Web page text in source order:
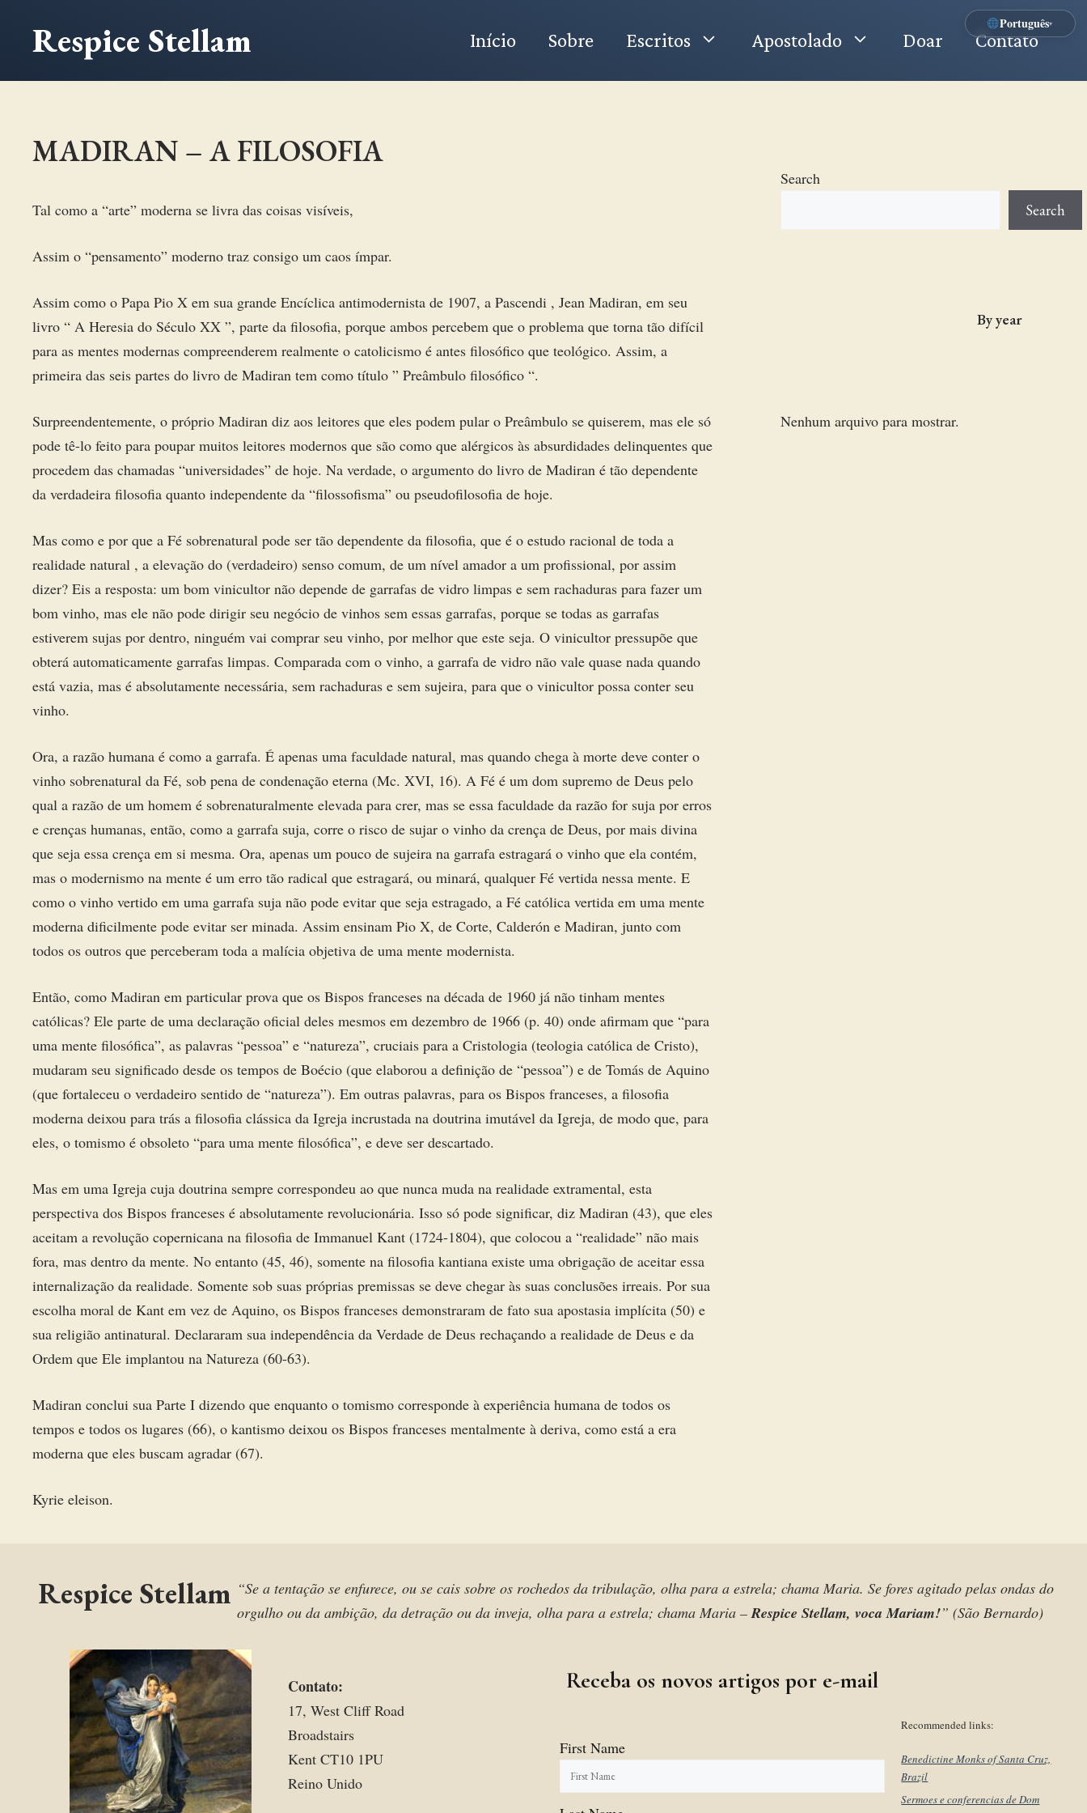
Português▾
conteúdo
Respice Stellam Início Sobre Escritos Apostolado Doar Contato
MADIRAN – A FILOSOFIA
Tal como a “arte” moderna se livra das coisas visíveis,
Assim o “pensamento” moderno traz consigo um caos ímpar.
Assim como o Papa Pio X em sua grande Encíclica antimodernista de 1907, a Pascendi , Jean Madiran, em seu
livro “ A Heresia do Século XX ”, parte da filosofia, porque ambos percebem que o problema que torna tão difícil
para as mentes modernas compreenderem realmente o catolicismo é antes filosófico que teológico. Assim, a
primeira das seis partes do livro de Madiran tem como título ” Preâmbulo filosófico “.
Surpreendentemente, o próprio Madiran diz aos leitores que eles podem pular o Preâmbulo se quiserem, mas ele só
pode tê-lo feito para poupar muitos leitores modernos que são como que alérgicos às absurdidades delinquentes que
procedem das chamadas “universidades” de hoje. Na verdade, o argumento do livro de Madiran é tão dependente
da verdadeira filosofia quanto independente da “filossofisma” ou pseudofilosofia de hoje.
Mas como e por que a Fé sobrenatural pode ser tão dependente da filosofia, que é o estudo racional de toda a
realidade natural , a elevação do (verdadeiro) senso comum, de um nível amador a um profissional, por assim
dizer? Eis a resposta: um bom vinicultor não depende de garrafas de vidro limpas e sem rachaduras para fazer um
bom vinho, mas ele não pode dirigir seu negócio de vinhos sem essas garrafas, porque se todas as garrafas
estiverem sujas por dentro, ninguém vai comprar seu vinho, por melhor que este seja. O vinicultor pressupõe que
obterá automaticamente garrafas limpas. Comparada com o vinho, a garrafa de vidro não vale quase nada quando
está vazia, mas é absolutamente necessária, sem rachaduras e sem sujeira, para que o vinicultor possa conter seu
vinho.
Ora, a razão humana é como a garrafa. É apenas uma faculdade natural, mas quando chega à morte deve conter o
vinho sobrenatural da Fé, sob pena de condenação eterna (Mc. XVI, 16). A Fé é um dom supremo de Deus pelo
qual a razão de um homem é sobrenaturalmente elevada para crer, mas se essa faculdade da razão for suja por erros
e crenças humanas, então, como a garrafa suja, corre o risco de sujar o vinho da crença de Deus, por mais divina
que seja essa crença em si mesma. Ora, apenas um pouco de sujeira na garrafa estragará o vinho que ela contém,
mas o modernismo na mente é um erro tão radical que estragará, ou minará, qualquer Fé vertida nessa mente. E
como o vinho vertido em uma garrafa suja não pode evitar que seja estragado, a Fé católica vertida em uma mente
moderna dificilmente pode evitar ser minada. Assim ensinam Pio X, de Corte, Calderón e Madiran, junto com
todos os outros que perceberam toda a malícia objetiva de uma mente modernista.
Então, como Madiran em particular prova que os Bispos franceses na década de 1960 já não tinham mentes
católicas? Ele parte de uma declaração oficial deles mesmos em dezembro de 1966 (p. 40) onde afirmam que “para
uma mente filosófica”, as palavras “pessoa” e “natureza”, cruciais para a Cristologia (teologia católica de Cristo),
mudaram seu significado desde os tempos de Boécio (que elaborou a definição de “pessoa”) e de Tomás de Aquino
(que fortaleceu o verdadeiro sentido de “natureza”). Em outras palavras, para os Bispos franceses, a filosofia
moderna deixou para trás a filosofia clássica da Igreja incrustada na doutrina imutável da Igreja, de modo que, para
eles, o tomismo é obsoleto “para uma mente filosófica”, e deve ser descartado.
Mas em uma Igreja cuja doutrina sempre correspondeu ao que nunca muda na realidade extramental, esta
perspectiva dos Bispos franceses é absolutamente revolucionária. Isso só pode significar, diz Madiran (43), que eles
aceitam a revolução copernicana na filosofia de Immanuel Kant (1724-1804), que colocou a “realidade” não mais
fora, mas dentro da mente. No entanto (45, 46), somente na filosofia kantiana existe uma obrigação de aceitar essa
internalização da realidade. Somente sob suas próprias premissas se deve chegar às suas conclusões irreais. Por sua
escolha moral de Kant em vez de Aquino, os Bispos franceses demonstraram de fato sua apostasia implícita (50) e
sua religião antinatural. Declararam sua independência da Verdade de Deus rechaçando a realidade de Deus e da
Ordem que Ele implantou na Natureza (60-63).
Madiran conclui sua Parte I dizendo que enquanto o tomismo corresponde à experiência humana de todos os
tempos e todos os lugares (66), o kantismo deixou os Bispos franceses mentalmente à deriva, como está a era
moderna que eles buscam agradar (67).
Kyrie eleison.
Search
Search
By year
Nenhum arquivo para mostrar.
Respice Stellam “Se a tentação se enfurece, ou se cais sobre os rochedos da tribulação, olha para a estrela; chama Maria. Se fores agitado pelas ondas do
orgulho ou da ambição, da detração ou da inveja, olha para a estrela; chama Maria –Respice Stellam, voca Mariam!” (São Bernardo)
Contato:
17, West Cliff Road
Broadstairs
Kent CT10 1PU
Reino Unido
Receba os novos artigos por e-mail
First Name
Recommended links:
Benedictine Monks of Santa Cruz,
Brazil
Sermoes e conferencias de Dom